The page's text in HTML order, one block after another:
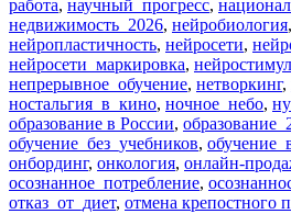
работа, научный_прогресс,
недвижимость_2026, нейробиология,
нейропластичность, нейросети,
нейросети_маркировка,
непрерывное_обучение, нетворкинг,
ностальгия_в_кино, ночное_небо,
образование в России,
обучение_без_учебников,
онбординг, онкология, онлайн-
осознанное_потребление,
отказ_от_диет, отмена крепостного